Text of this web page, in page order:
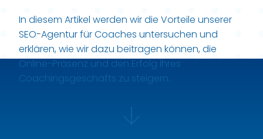
In diesem Artikel werden wir die Vorteile unserer
SEO-Agentur für Coaches untersuchen und
erklären, wie wir dazu beitragen können, die
Online-Präsenz und den Erfolg Ihres
Coachingsgeschäfts zu steigern.